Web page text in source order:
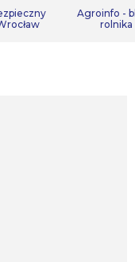
Agroinfo -
rolnika